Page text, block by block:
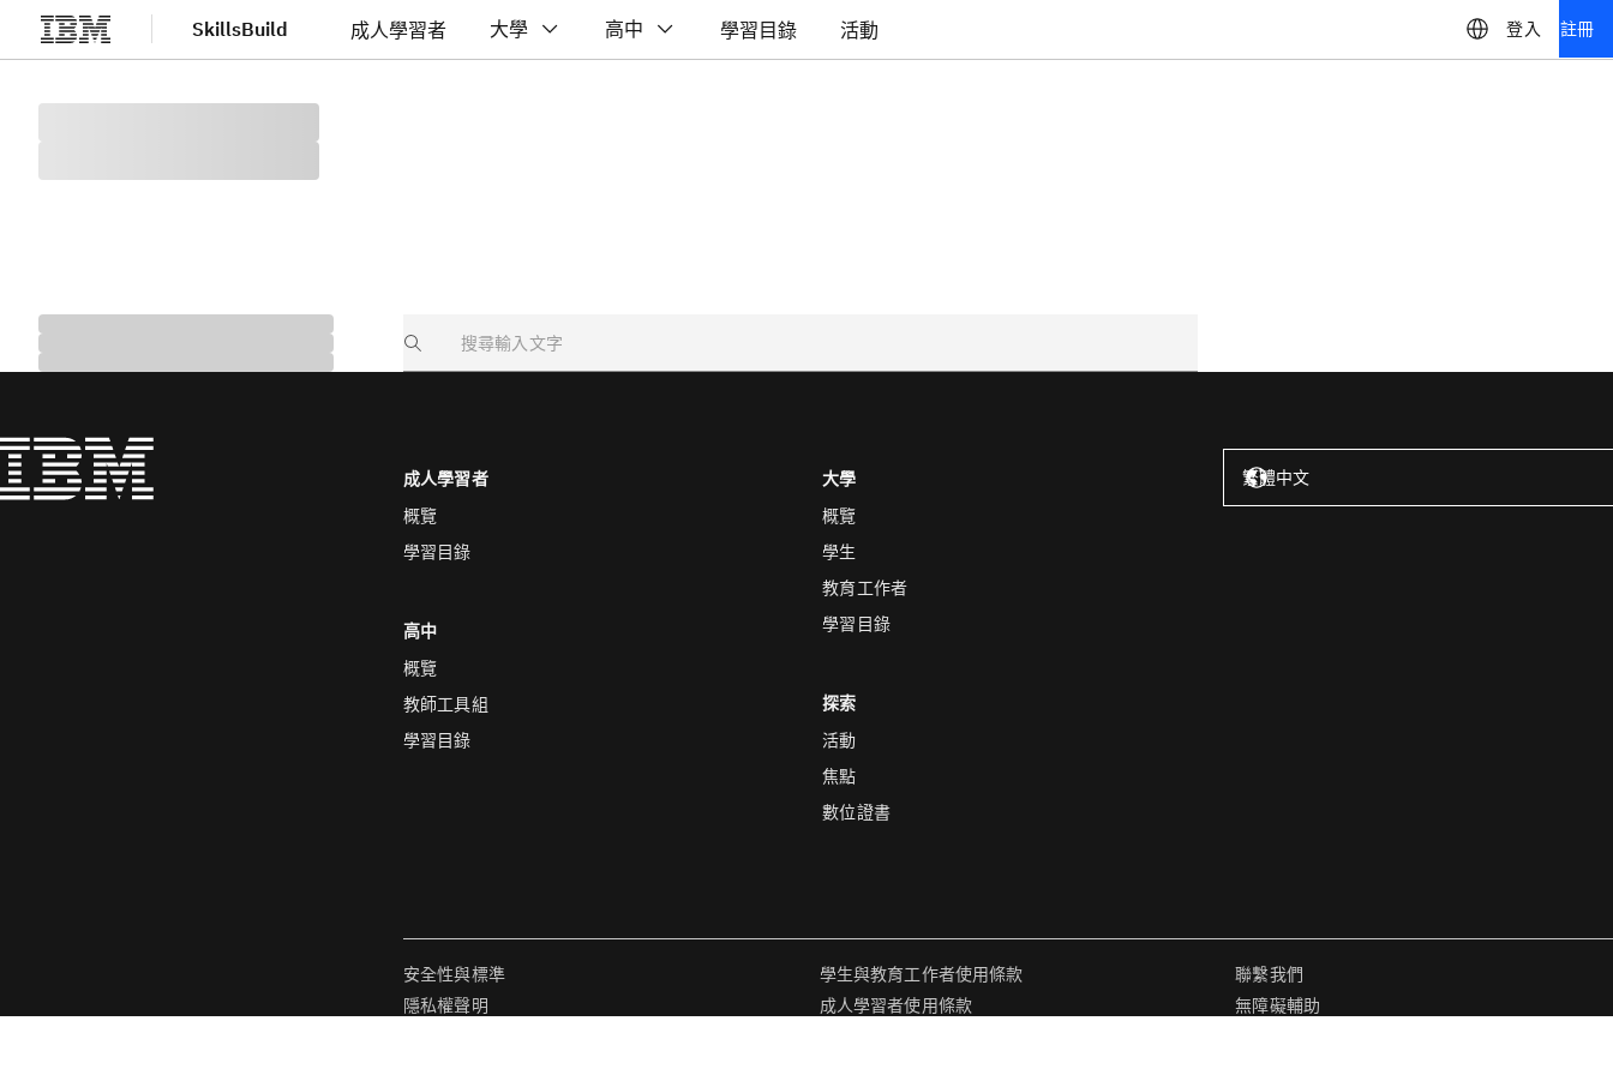
跳至主要內容 SkillsBuild 成人學習者 大學 高中 學習目錄 活動 登入 註冊
Search
成人學習者
概覽
學習目錄
高中
概覽
教師工具組
學習目錄
大學
概覽
學生
教育工作者
學習目錄
探索
活動
焦點
數位證書
繁體中文
安全性與標準
隱私權聲明
學生與教育工作者使用條款
成人學習者使用條款
聯繫我們
無障礙輔助